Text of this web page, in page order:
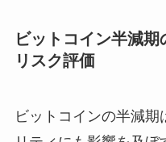
ビットコイン半減
リスク評価
ビットコインの半減